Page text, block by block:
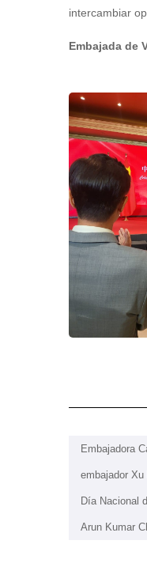
intercambiar
Embajada de
Embajadora
embajador Xu
Día Nacional
Arun Kumar